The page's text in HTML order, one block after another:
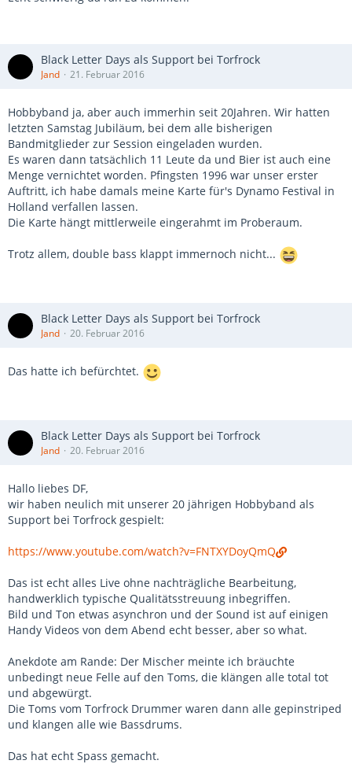
Black Letter Days als Support bei Torfrock
Jand 21. Februar 2016
Hobbyband ja, aber auch immerhin seit 20Jahren. Wir hatten
letzten Samstag Jubiläum, bei dem alle bisherigen
Bandmitglieder zur Session eingeladen wurden.
Es waren dann tatsächlich 11 Leute da und Bier ist auch eine
Menge vernichtet worden. Pfingsten 1996 war unser erster
Auftritt, ich habe damals meine Karte für's Dynamo Festival in
Holland verfallen lassen.
Die Karte hängt mittlerweile eingerahmt im Proberaum.
Trotz allem, double bass klappt immernoch nicht...
Black Letter Days als Support bei Torfrock
Jand 20. Februar 2016
Das hatte ich befürchtet.
Black Letter Days als Support bei Torfrock
Jand 20. Februar 2016
Hallo liebes DF,
wir haben neulich mit unserer 20 jährigen Hobbyband als
Support bei Torfrock gespielt:
https://www.youtube.com/watch?v=FNTXYDoyQmQ
Das ist echt alles Live ohne nachträgliche Bearbeitung,
handwerklich typische Qualitätsstreuung inbegriffen.
Bild und Ton etwas asynchron und der Sound ist auf einigen
Handy Videos von dem Abend echt besser, aber so what.
Anekdote am Rande: Der Mischer meinte ich bräuchte
unbedingt neue Felle auf den Toms, die klängen alle total tot
und abgewürgt.
Die Toms vom Torfrock Drummer waren dann alle gepinstriped
und klangen alle wie Bassdrums.
Das hat echt Spass gemacht.